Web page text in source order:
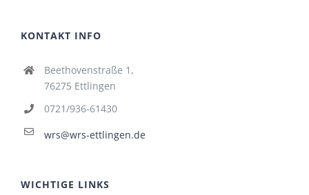
KONTAKT INFO
Beethovenstraße 1,
76275 Ettlingen
0721/936-61430
wrs@wrs-ettlingen.de
WICHTIGE LINKS